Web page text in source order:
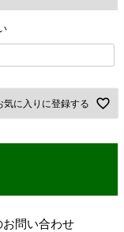
気に入りに登録する
問い合わせ